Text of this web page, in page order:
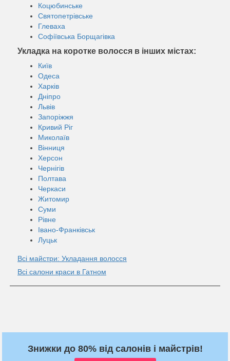
Коцюбинське
Святопетрівське
Глеваха
Софіївська Борщагівка
Укладка на коротке волосся в інших містах:
Київ
Одеса
Харків
Дніпро
Львів
Запоріжжя
Кривий Ріг
Миколаїв
Вінниця
Херсон
Чернігів
Полтава
Черкаси
Житомир
Суми
Рівне
Івано-Франківськ
Луцьк
Всі майстри: Укладання волосся
Всі салони краси в Гатном
Знижки до 80% від салонів і майстрів!